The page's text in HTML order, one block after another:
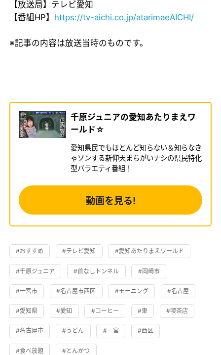
【放送局】テレビ愛知
【番組HP】 https://tv-aichi.co.jp/atarimaeAICHI/
※記事の内容は放送当時のものです。
千原ジュニアの愛知あたりまえワ
ールド☆
愛知県民でもほとんど知らない＆知らなき
ゃソンする新仰天まちがいナシの県民特化
型バラエティ番組！
動画を見る!
#おすすめ #テレビ愛知 #愛知あたりまえワールド
#千原ジュニア #首なしトンネル #岡崎市
#一宮市 #名古屋市西区 #モーニング #名古屋
#愛知県 #愛知 #コーヒー #車 #喫茶店
#名古屋市 #うどん #一宮 #西区
#食べ放題 #とんかつ